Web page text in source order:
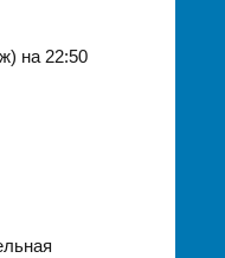
на 22:50